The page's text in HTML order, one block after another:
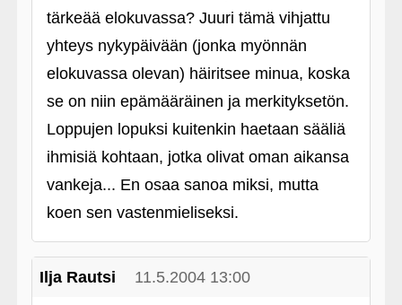
tärkeää elokuvassa? Juuri tämä vihjattu
yhteys nykypäivään (jonka myönnän
elokuvassa olevan) häiritsee minua, koska
se on niin epämääräinen ja merkityksetön.
Loppujen lopuksi kuitenkin haetaan sääliä
ihmisiä kohtaan, jotka olivat oman aikansa
vankeja... En osaa sanoa miksi, mutta
koen sen vastenmieliseksi.
Ilja Rautsi 11.5.2004 13:00